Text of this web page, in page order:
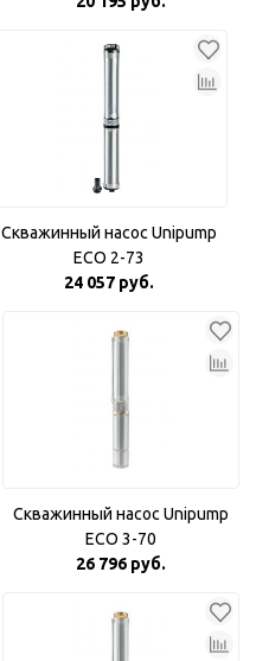
Скважинный насос Unipump
ECO 2-73
24 057 руб.
Скважинный насос Unipump
ECO 3-70
26 796 руб.